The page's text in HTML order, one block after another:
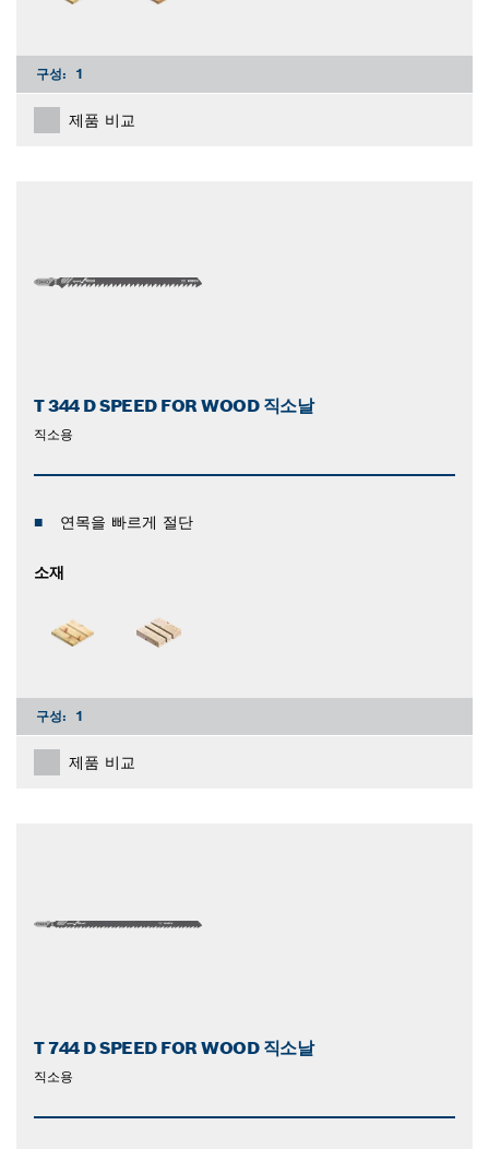
구성: 1
제품 비교
T 344 D SPEED FOR WOOD 직소날
직소용
연목을 빠르게 절단
소재
구성: 1
제품 비교
T 744 D SPEED FOR WOOD 직소날
직소용